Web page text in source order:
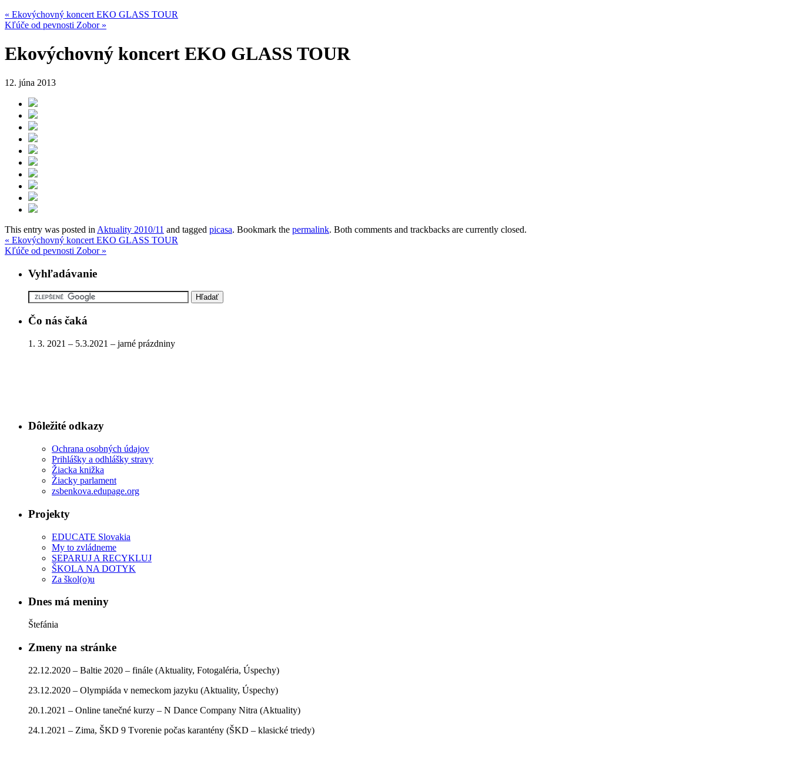
« Ekovýchovný koncert EKO GLASS TOUR
Kľúče od pevnosti Zobor »
Ekovýchovný koncert EKO GLASS TOUR
12. júna 2013
This entry was posted in Aktuality 2010/11 and tagged picasa. Bookmark the permalink. Both comments and trackbacks are currently closed.
« Ekovýchovný koncert EKO GLASS TOUR
Kľúče od pevnosti Zobor »
Vyhľadávanie
Čo nás čaká
1. 3. 2021 – 5.3.2021 – jarné prázdniny
Dôležité odkazy
Ochrana osobných údajov
Prihlášky a odhlášky stravy
Žiacka knižka
Žiacky parlament
zsbenkova.edupage.org
Projekty
EDUCATE Slovakia
My to zvládneme
SEPARUJ A RECYKLUJ
ŠKOLA NA DOTYK
Za škol(o)u
Dnes má meniny
Štefánia
Zmeny na stránke
22.12.2020 – Baltie 2020 – finále (Aktuality, Fotogaléria, Úspechy)
23.12.2020 – Olympiáda v nemeckom jazyku (Aktuality, Úspechy)
20.1.2021 – Online tanečné kurzy – N Dance Company Nitra (Aktuality)
24.1.2021 – Zima, ŠKD 9 Tvorenie počas karantény (ŠKD – klasické triedy)